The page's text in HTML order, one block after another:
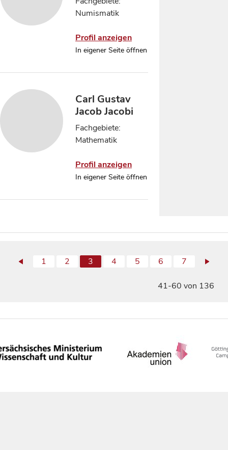
Numismatik
Profil anzeigen
In eigener Seite öffnen
Carl Gustav
Jacob Jacobi
Fachgebiete:
Mathematik
Profil anzeigen
In eigener Seite öffnen
1 2 3 4 5 6 7
41-60 von 136